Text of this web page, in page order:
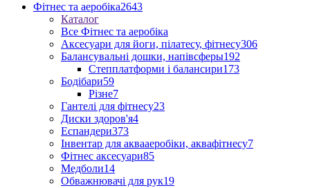
Фітнес та аеробіка2643
Каталог
Все Фітнес та аеробіка
Аксесуари для йоги, пілатесу, фітнесу306
Балансувальні дошки, напівсферы192
Степплатформи і балансири173
Бодібари59
Різне7
Гантелі для фітнесу23
Диски здоров'я4
Еспандери373
Інвентар для аквааеробіки, аквафітнесу7
Фітнес аксесуари85
Медболи14
Обважнювачі для рук19